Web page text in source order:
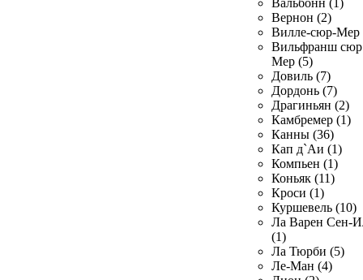
Вальбонн (1)
Вернон (2)
Вилле-сюр-Мер
Вильфранш сюр
Мер (5)
Довиль (7)
Дордонь (7)
Драгиньян (2)
Камбремер (1)
Канны (36)
Кап д`Аи (1)
Компьен (1)
Коньяк (11)
Кроси (1)
Куршевель (10)
Ла Варен Сен-
(1)
Ла Тюрби (5)
Ле-Ман (4)